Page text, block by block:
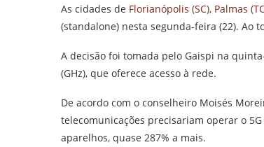
As cidades de Florianópolis (SC), Palmas
(standalone) nesta segunda-feira (22). Ao
A decisão foi tomada pelo Gaispi na
(GHz), que oferece acesso à rede.
De acordo com o conselheiro Moisés
telecomunicações precisariam operar o
aparelhos, quase 287% a mais.